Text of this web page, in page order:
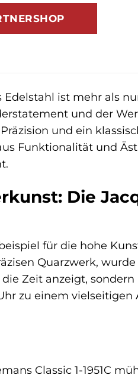
€
ist:
99,00 €.
Edelstahl ist mehr als
und der
und ein
Funktionalität und
Die
für die hohe
Quarzwerk,
Zeit anzeigt,
zu einem vielseitigen
Classic 1-1951C